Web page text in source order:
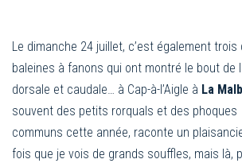
Le dimanche 24 juillet, c’est également
baleines à fanons qui ont montré le bout de
dorsale et caudale… à Cap-à-l’Aigle à La
souvent des petits rorquals et des phoques
communs cette année, raconte un
fois que je vois de grands souffles, mais là,